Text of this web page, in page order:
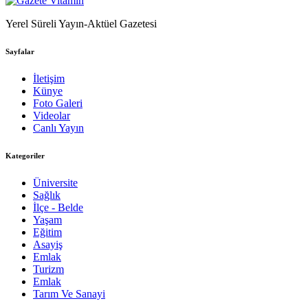
Yerel Süreli Yayın-Aktüel Gazetesi
Sayfalar
İletişim
Künye
Foto Galeri
Videolar
Canlı Yayın
Kategoriler
Üniversite
Sağlık
İlçe - Belde
Yaşam
Eğitim
Asayiş
Emlak
Turizm
Emlak
Tarım Ve Sanayi